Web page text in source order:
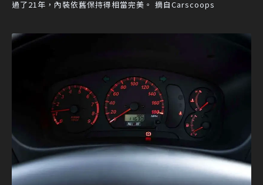
過了21年，內裝依舊保持得相當完美。 摘自Carscoops